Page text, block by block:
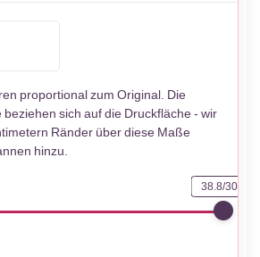
proportional zum Original. Die
sich auf die Druckfläche - wir
Ränder über diese Maße
hinzu.
38.8/30.9